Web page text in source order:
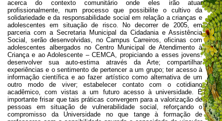
acerca do contexto comunitário onde eles irão atuar
profissionalmente, num processo que possibilite o cultivo da
solidariedade e da responsabilidade social em relação a crianças e
adolescentes em situação de risco. No decorrer de 2005, em
parceria com a Secretaria Municipal da Cidadania e Assistência
Social, serão desenvolvidas, no Campus Carreiros, oficinas com
adolescentes albergados no Centro Municipal de Atendimento à
Criança e ao Adolescente – CEMCA, propiciando a esses jovens:
desenvolver sua auto-estima através da Arte; compartilhar
experiências e o sentimento de pertencer a um grupo; ter acesso à
informação científica e ao fazer artístico como alternativa de um
outro modo de viver; estabelecer contato com o cotidiano
acadêmico, com vistas a um futuro acesso à universidade. É
importante frisar que tais práticas convergem para a valorização de
pessoas em situação de vulnerabilidade social, reforçando o
compromisso da Universidade no que tange à formação de